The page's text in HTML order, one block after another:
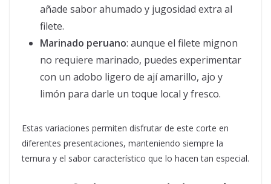
añade sabor ahumado y jugosidad extra al
filete.
Marinado peruano: aunque el filete mignon
no requiere marinado, puedes experimentar
con un adobo ligero de ají amarillo, ajo y
limón para darle un toque local y fresco.
Estas variaciones permiten disfrutar de este corte en
diferentes presentaciones, manteniendo siempre la
ternura y el sabor característico que lo hacen tan especial.